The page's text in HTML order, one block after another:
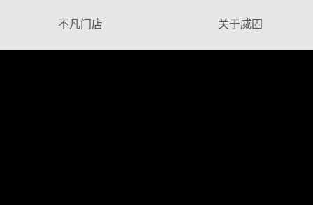
不凡门店 关于威固